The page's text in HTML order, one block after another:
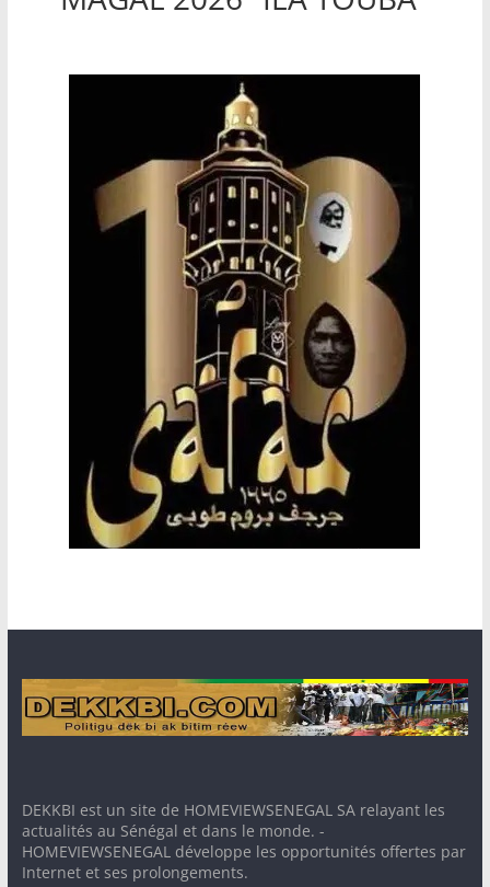
DEKKBI est un site de HOMEVIEWSENEGAL SA relayant les
actualités au Sénégal et dans le monde. -
HOMEVIEWSENEGAL développe les opportunités offertes par
Internet et ses prolongements.